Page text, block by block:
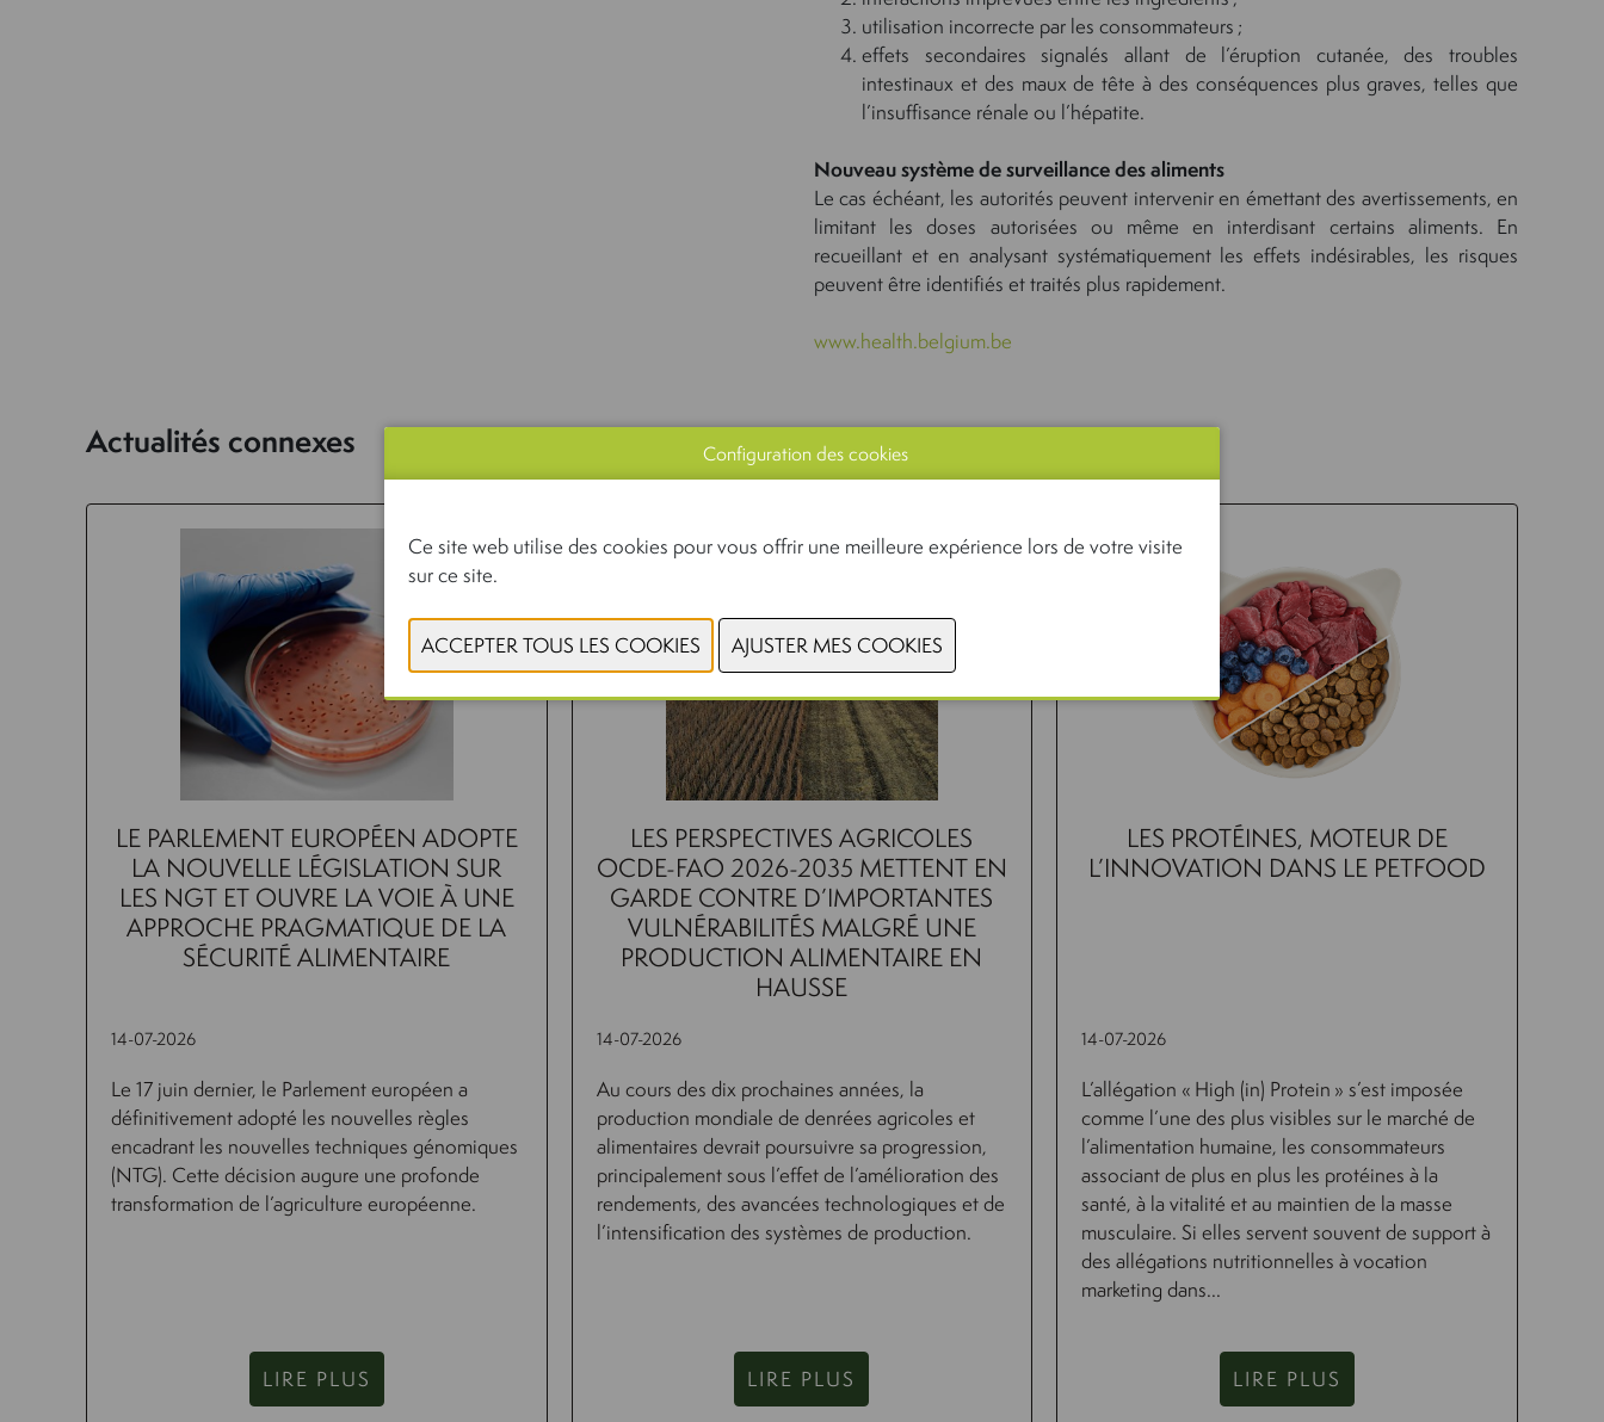
utilisation incorrecte par les consommateurs ;
effets secondaires signalés allant de l’éruption cutanée, des troubles
intestinaux et des maux de tête à des conséquences plus graves, telles que
l’insuffisance rénale ou l’hépatite.
Nouveau système de surveillance des aliments
Le cas échéant, les autorités peuvent intervenir en émettant des avertissements, en
limitant les doses autorisées ou même en interdisant certains aliments. En
recueillant et en analysant systématiquement les effets indésirables, les risques
peuvent être identifiés et traités plus rapidement.
www.health.belgium.be
Actualités connexes
LE PARLEMENT EUROPÉEN ADOPTE
LA NOUVELLE LÉGISLATION SUR
LES NGT ET OUVRE LA VOIE À UNE
APPROCHE PRAGMATIQUE DE LA
SÉCURITÉ ALIMENTAIRE
14-07-2026
Le 17 juin dernier, le Parlement européen a
définitivement adopté les nouvelles règles
encadrant les nouvelles techniques génomiques
(NTG). Cette décision augure une profonde
transformation de l’agriculture européenne.
LIRE PLUS
LES PERSPECTIVES AGRICOLES
OCDE-FAO 2026-2035 METTENT EN
GARDE CONTRE D’IMPORTANTES
VULNÉRABILITÉS MALGRÉ UNE
PRODUCTION ALIMENTAIRE EN
HAUSSE
14-07-2026
Au cours des dix prochaines années, la
production mondiale de denrées agricoles et
alimentaires devrait poursuivre sa progression,
principalement sous l’effet de l’amélioration des
rendements, des avancées technologiques et de
l’intensification des systèmes de production.
LIRE PLUS
LES PROTÉINES, MOTEUR DE
L’INNOVATION DANS LE PETFOOD
14-07-2026
L’allégation « High (in) Protein » s’est imposée
comme l’une des plus visibles sur le marché de
l’alimentation humaine, les consommateurs
associant de plus en plus les protéines à la
santé, à la vitalité et au maintien de la masse
musculaire. Si elles servent souvent de support à
des allégations nutritionnelles à vocation
marketing dans...
LIRE PLUS
Configuration des cookies
Ce site web utilise des cookies pour vous offrir une meilleure expérience lors de votre visite
sur ce site.